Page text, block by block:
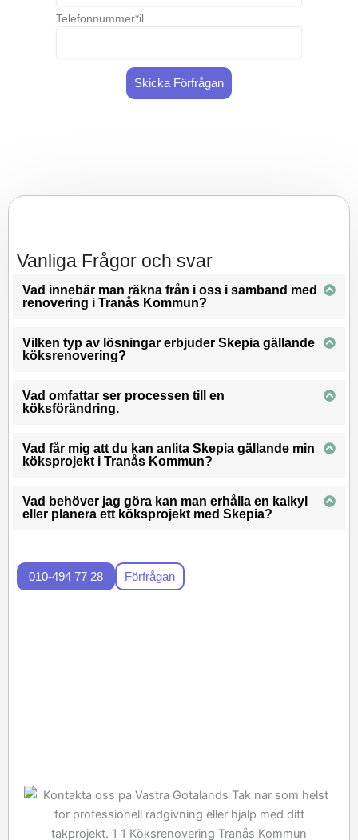
Telefonnummer*il
Skicka Förfrågan
Vanliga Frågor och svar
Vad innebär man räkna från i oss i samband med
renovering i Tranås Kommun?
Vilken typ av lösningar erbjuder Skepia gällande
köksrenovering?
Vad omfattar ser processen till en
köksförändring.
Vad får mig att du kan anlita Skepia gällande min
köksprojekt i Tranås Kommun?
Vad behöver jag göra kan man erhålla en kalkyl
eller planera ett köksprojekt med Skepia?
010-494 77 28 Förfrågan